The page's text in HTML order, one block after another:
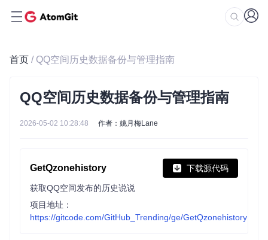
首页 / QQ空间历史数据备份与管理指南
QQ空间历史数据备份与管理指南
2026-05-02 10:28:48 作者：姚月梅Lane
GetQzonehistory 下载源代码
获取QQ空间发布的历史说说
项目地址：
https://gitcode.com/GitHub_Trending/ge/GetQzonehistory